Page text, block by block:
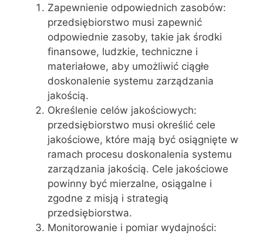
Zapewnienie odpowiednich zasobów:
przedsiębiorstwo musi zapewnić
odpowiednie zasoby, takie jak środki
finansowe, ludzkie, techniczne i
materiałowe, aby umożliwić ciągłe
doskonalenie systemu zarządzania
jakością.
Określenie celów jakościowych:
przedsiębiorstwo musi określić cele
jakościowe, które mają być osiągnięte w
ramach procesu doskonalenia systemu
zarządzania jakością. Cele jakościowe
powinny być mierzalne, osiągalne i
zgodne z misją i strategią
przedsiębiorstwa.
Monitorowanie i pomiar wydajności: